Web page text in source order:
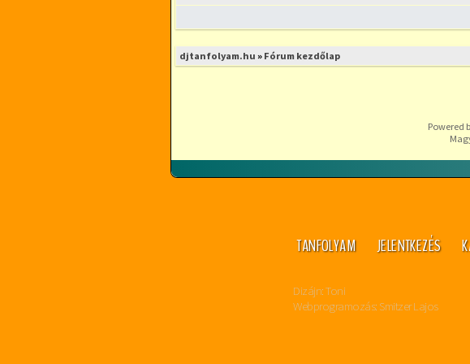
djtanfolyam.hu » Fórum kezdőlap
Powered
TANFOLYAM JELENTKEZÉS
Dizájn: Toni
Webprogramozás: Smitzer Lajos